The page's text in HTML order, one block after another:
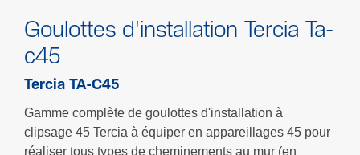
Goulottes d'installation Tercia Ta-
c45
Tercia TA-C45
Gamme complète de goulottes d'installation à
clipsage 45 Tercia à équiper en appareillages 45 pour
réaliser tous types de cheminements au mur (en